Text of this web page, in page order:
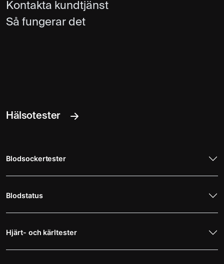
Kontakta kundtjänst
Så fungerar det
Hälsotester
Blodsockertester
Blodstatus
Hjärt- och kärltester